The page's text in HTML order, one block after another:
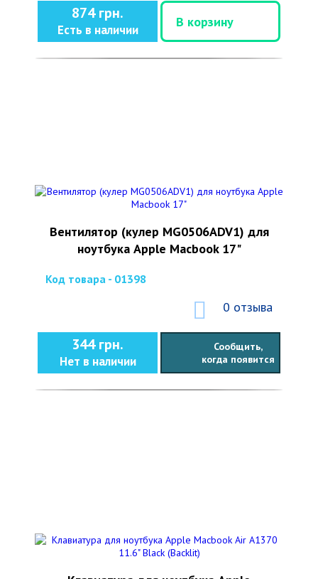
874 грн.
Есть в наличии
В корзину
Вентилятор (кулер MG0506ADV1) для
ноутбука Apple Macbook 17"
Код товара - 01398
0 отзыва
344 грн.
Нет в наличии
Сообщить,
когда появится